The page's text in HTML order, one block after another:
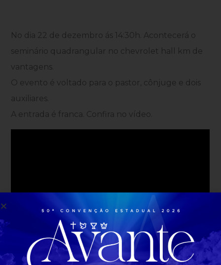
No dia 22 de dezembro ás 14:30h. Acontecerá o
seminário quadrangular no chevrolet hall km de
vantagens.
O evento é voltado para o pastor, cônjuge e dois
auxiliares.
A entrada é franca. Confira no vídeo.